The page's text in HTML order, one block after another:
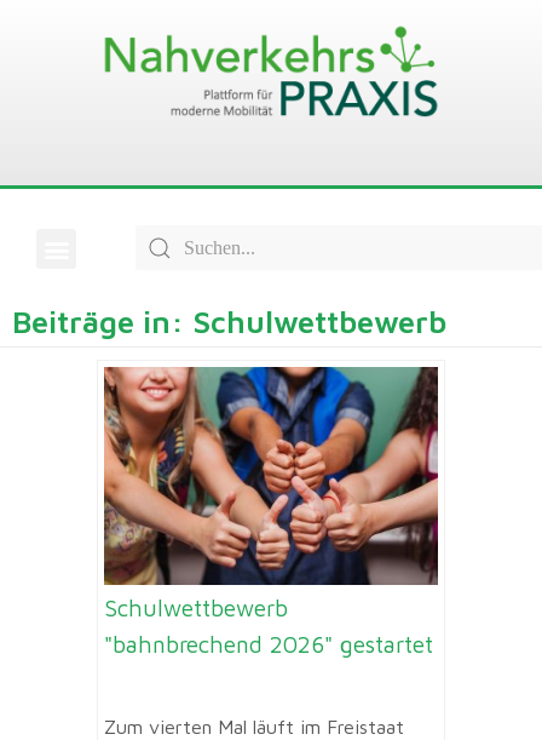
Beiträge in: Schulwettbewerb
Schulwettbewerb
"bahnbrechend 2026" gestartet
Zum vierten Mal läuft im Freistaat